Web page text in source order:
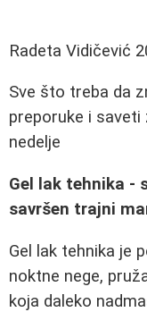
Radeta Vidičević
Sve što treba da
preporuke i
nedelje
Gel lak tehnika -
savršen trajni
Gel lak tehnika je
noktne nege,
koja daleko